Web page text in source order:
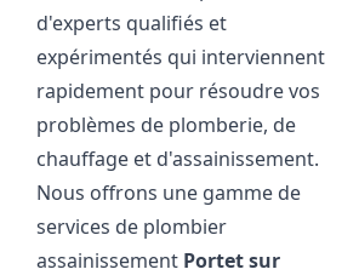
d'experts qualifiés et
expérimentés qui interviennent
rapidement pour résoudre vos
problèmes de plomberie, de
chauffage et d'assainissement.
Nous offrons une gamme de
services de plombier
assainissement Portet sur